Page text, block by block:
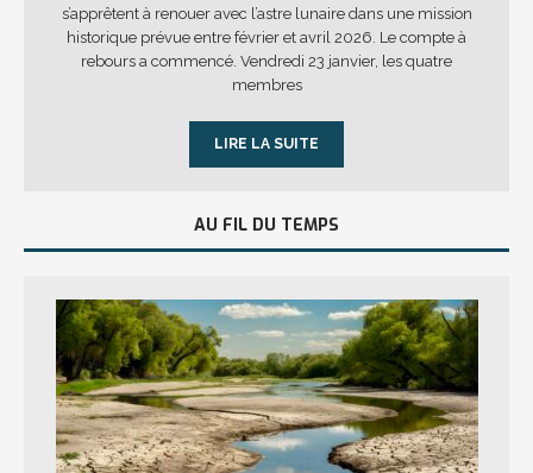
s’apprêtent à renouer avec l’astre lunaire dans une mission
historique prévue entre février et avril 2026. Le compte à
rebours a commencé. Vendredi 23 janvier, les quatre
membres
LIRE LA SUITE
AU FIL DU TEMPS